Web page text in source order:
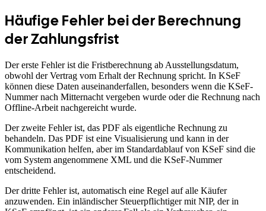
Häufige Fehler bei der Berechnung
der Zahlungsfrist
Der erste Fehler ist die Fristberechnung ab Ausstellungsdatum,
obwohl der Vertrag vom Erhalt der Rechnung spricht. In KSeF
können diese Daten auseinanderfallen, besonders wenn die KSeF-
Nummer nach Mitternacht vergeben wurde oder die Rechnung nach
Offline-Arbeit nachgereicht wurde.
Der zweite Fehler ist, das PDF als eigentliche Rechnung zu
behandeln. Das PDF ist eine Visualisierung und kann in der
Kommunikation helfen, aber im Standardablauf von KSeF sind die
vom System angenommene XML und die KSeF-Nummer
entscheidend.
Der dritte Fehler ist, automatisch eine Regel auf alle Käufer
anzuwenden. Ein inländischer Steuerpflichtiger mit NIP, der in